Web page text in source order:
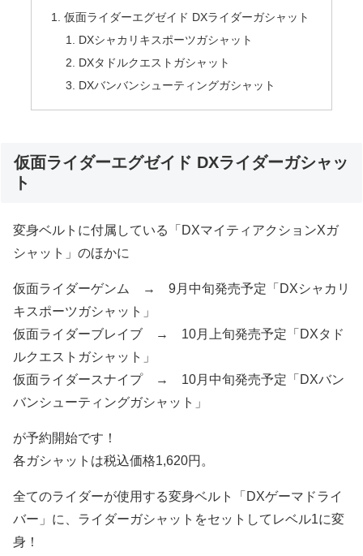
仮面ライダーエグゼイド DXライダーガシャット
DXシャカリキスポーツガシャット
DXタドルクエストガシャット
DXバンバンシューティングガシャット
仮面ライダーエグゼイド DXライダーガシャッ
ト
変身ベルトに付属している「DXマイティアクションXガ
シャット」のほかに
仮面ライダーゲンム → 9月中旬発売予定「DXシャカリ
キスポーツガシャット」
仮面ライダーブレイブ → 10月上旬発売予定「DXタド
ルクエストガシャット」
仮面ライダースナイプ → 10月中旬発売予定「DXバン
バンシューティングガシャット」
が予約開始です！
各ガシャットは税込価格1,620円。
全てのライダーが使用する変身ベルト「DXゲーマドライ
バー」に、ライダーガシャットをセットしてレベル1に変
身！